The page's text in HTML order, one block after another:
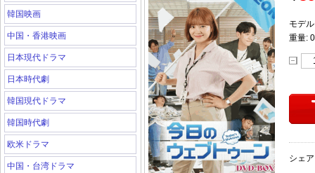
韓国映画
中国・香港映画
日本現代ドラマ
日本時代劇
韓国現代ドラマ
韓国時代劇
欧米ドラマ
中国・台湾ドラマ
モデ
重量:
シェ